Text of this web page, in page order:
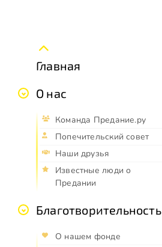
Главная
О нас
Команда Предание.ру
Попечительский совет
Наши друзья
Известные люди о
Предании
Благотворительность
О нашем фонде